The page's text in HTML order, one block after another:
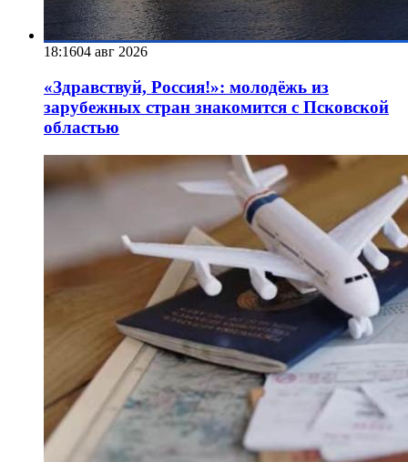
18:1604 авг 2026
«Здравствуй, Россия!»: молодёжь из
зарубежных стран знакомится с Псковской
областью